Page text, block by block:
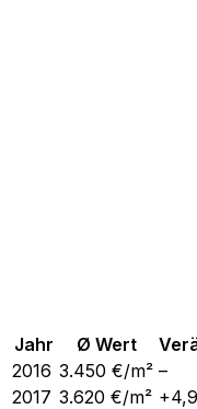
Jahr Ø Wert
2016 3.450 €/m² –
2017 3.620 €/m²